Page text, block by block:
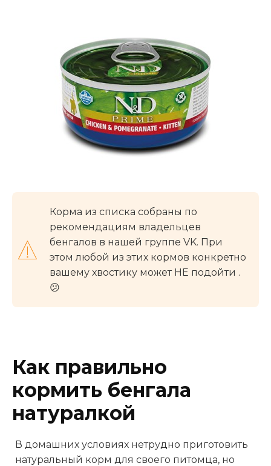
Корма из списка собраны по
рекомендациям владельцев
бенгалов в нашей группе VK. При
этом любой из этих кормов конкретно
вашему хвостику может НЕ подойти .
😕
Как правильно
кормить бенгала
натуралкой
В домашних условиях нетрудно приготовить
натуральный корм для своего питомца, но